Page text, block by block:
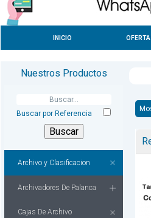
INICIO
Nuestros Productos
Buscar por Referencia
Archivo y Clasificacion
Archivadores De Palanca
Cajas De Archivo